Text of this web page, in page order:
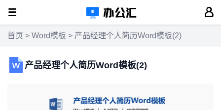
首页 > Word模板 > 产品经理个人简历Word模板(2)
产品经理个人简历Word模板(2)